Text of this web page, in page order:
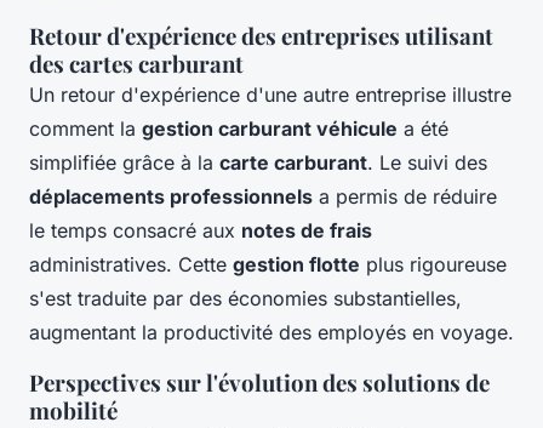
Retour d'expérience des entreprises utilisant
des cartes carburant
Un retour d'expérience d'une autre entreprise illustre
comment la gestion carburant véhicule a été
simplifiée grâce à la carte carburant. Le suivi des
déplacements professionnels a permis de réduire
le temps consacré aux notes de frais
administratives. Cette gestion flotte plus rigoureuse
s'est traduite par des économies substantielles,
augmentant la productivité des employés en voyage.
Perspectives sur l'évolution des solutions de
mobilité